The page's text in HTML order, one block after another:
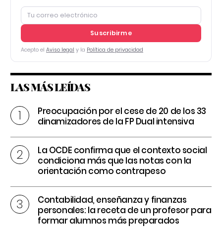
Suscribirme
Acepto el Aviso legal y la Política de privacidad
LAS MÁS LEÍDAS
Preocupación por el cese de 20 de los 33
dinamizadores de la FP Dual intensiva
La OCDE confirma que el contexto social
condiciona más que las notas con la
orientación como contrapeso
Contabilidad, enseñanza y finanzas
personales: la receta de un profesor para
formar alumnos más preparados